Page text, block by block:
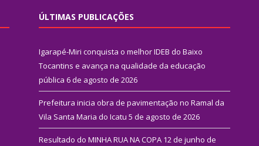
ÚLTIMAS PUBLICAÇÕES
Igarapé-Miri conquista o melhor IDEB do Baixo
Tocantins e avança na qualidade da educação
pública 6 de agosto de 2026
Prefeitura inicia obra de pavimentação no Ramal da
Vila Santa Maria do Icatu 5 de agosto de 2026
Resultado do MINHA RUA NA COPA 12 de junho de